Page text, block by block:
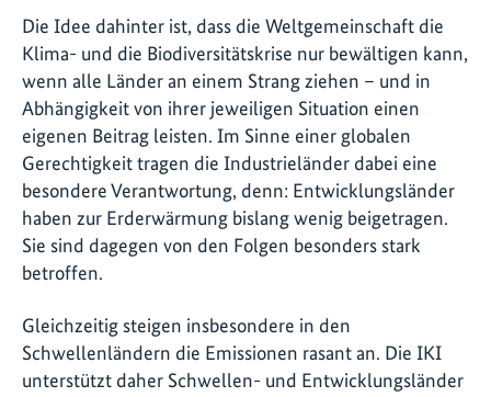
Die Idee dahinter ist, dass die Weltgemeinschaft die
Klima- und die Biodiversitätskrise nur bewältigen kann,
wenn alle Länder an einem Strang ziehen – und in
Abhängigkeit von ihrer jeweiligen Situation einen
eigenen Beitrag leisten. Im Sinne einer globalen
Gerechtigkeit tragen die Industrieländer dabei eine
besondere Verantwortung, denn: Entwicklungsländer
haben zur Erderwärmung bislang wenig beigetragen.
Sie sind dagegen von den Folgen besonders stark
betroffen.
Gleichzeitig steigen insbesondere in den
Schwellenländern die Emissionen rasant an. Die IKI
unterstützt daher Schwellen- und Entwicklungsländer